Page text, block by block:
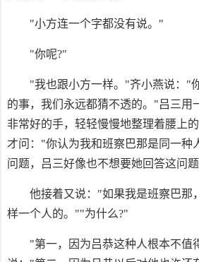
"小方连一个字都没有说。"
"你呢?"
"我也跟小方一样。"齐小燕说："
的事，我们永远都猜不透的。"吕三用
非常好的手，轻轻慢慢地整理着腰上
才问："你认为我和班察巴那是同一种
问题，吕三好像也不想要她回答这问题
他接着又说："如果我是班察巴那
样一个人的。""为什么?"
"第一，因为吕恭这种人根本不值